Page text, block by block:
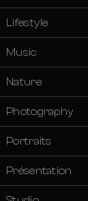
Lifestyle
Music
Nature
Photography
Portraits
Présentation